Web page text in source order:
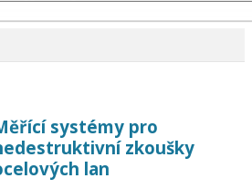
systémy pro
zkoušky
lan